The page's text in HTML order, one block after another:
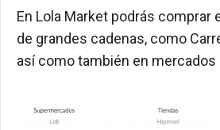
En Lola Market podrás comprar
de grandes cadenas, como
así como también en mercados